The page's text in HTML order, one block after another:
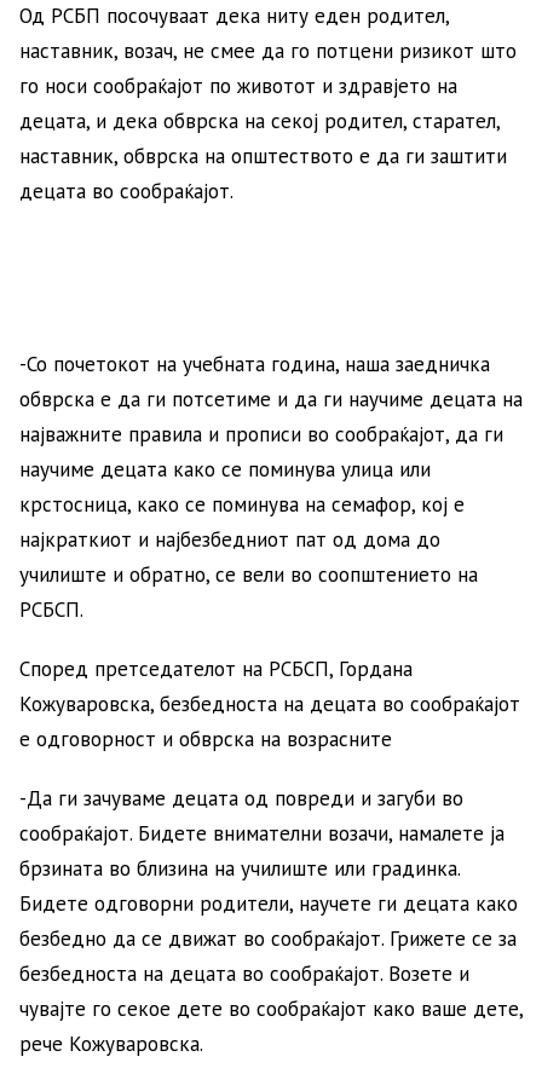
Од РСБП посочуваат дека ниту еден родител,
наставник, возач, не смее да го потцени ризикот што
го носи сообраќајот по животот и здравјето на
децата, и дека обврска на секој родител, старател,
наставник, обврска на општеството е да ги заштити
децата во сообраќајот.
-Со почетокот на учебната година, наша заедничка
обврска е да ги потсетиме и да ги научиме децата на
најважните правила и прописи во сообраќајот, да ги
научиме децата како се поминува улица или
крстосница, како се поминува на семафор, кој е
најкраткиот и најбезбедниот пат од дома до
училиште и обратно, се вели во соопштението на
РСБСП.
Според претседателот на РСБСП, Гордана
Кожуваровска, безбедноста на децата во сообраќајот
е одговорност и обврска на возрасните
-Да ги зачуваме децата од повреди и загуби во
сообраќајот. Бидете внимателни возачи, намалете ја
брзината во близина на училиште или градинка.
Бидете одговорни родители, научете ги децата како
безбедно да се движат во сообраќајот. Грижете се за
безбедноста на децата во сообраќајот. Возете и
чувајте го секое дете во сообраќајот како ваше дете,
рече Кожуваровска.